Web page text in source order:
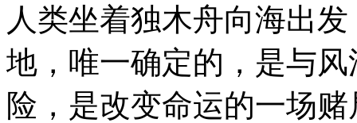
人类坐着独木舟向海出
地，唯一确定的，是与
险，是改变命运的一场